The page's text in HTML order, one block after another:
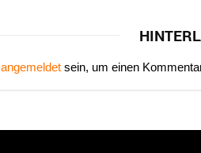
angemeldet sein, um einen